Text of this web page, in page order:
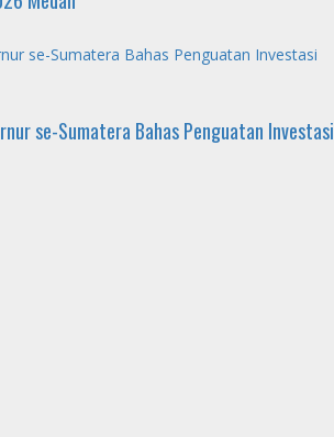
se-Sumatera Bahas Penguatan Investasi
se-Sumatera Bahas Penguatan Investasi